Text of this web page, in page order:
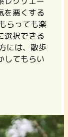
を悪くする
らっても楽
選択できる
には、散歩
してもらい